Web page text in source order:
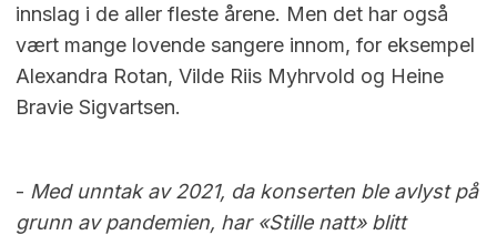
innslag i de aller fleste årene. Men det har også
vært mange lovende sangere innom, for eksempel
Alexandra Rotan, Vilde Riis Myhrvold og Heine
Bravie Sigvartsen.
- Med unntak av 2021, da konserten ble avlyst på
grunn av pandemien, har «Stille natt» blitt